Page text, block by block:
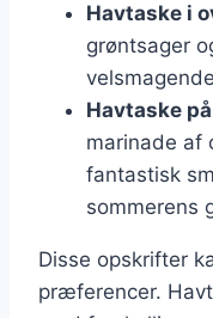
Havtaske i
grøntsager
Havtaske
marinade af
fantastisk
sommerens
Disse opskrifter
præferencer.